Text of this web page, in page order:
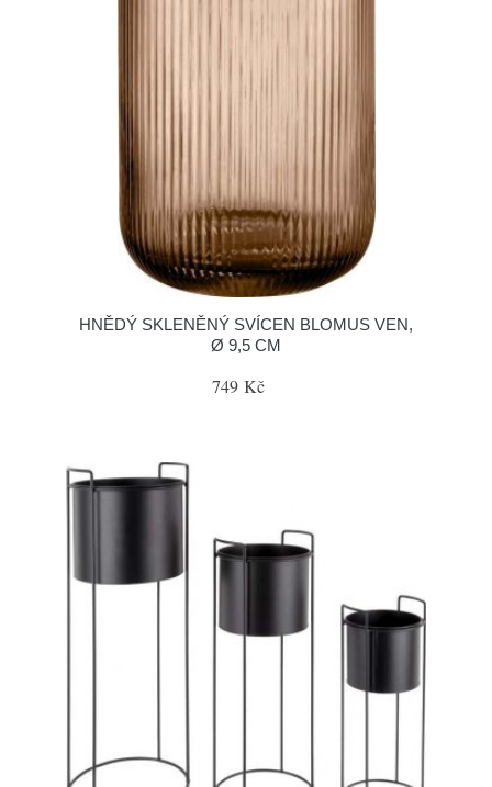
HNĚDÝ SKLENĚNÝ SVÍCEN BLOMUS VEN,
Ø 9,5 CM
749 Kč